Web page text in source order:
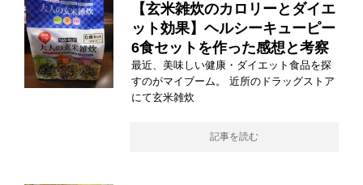
【玄米雑炊のカロリーとダイエ
ット効果】ヘルシーキューピー
6食セットを作った感想と考察
最近、美味しい健康・ダイエット食品を探
すのがマイブーム。 近所のドラッグストア
にて玄米雑炊
記事を読む